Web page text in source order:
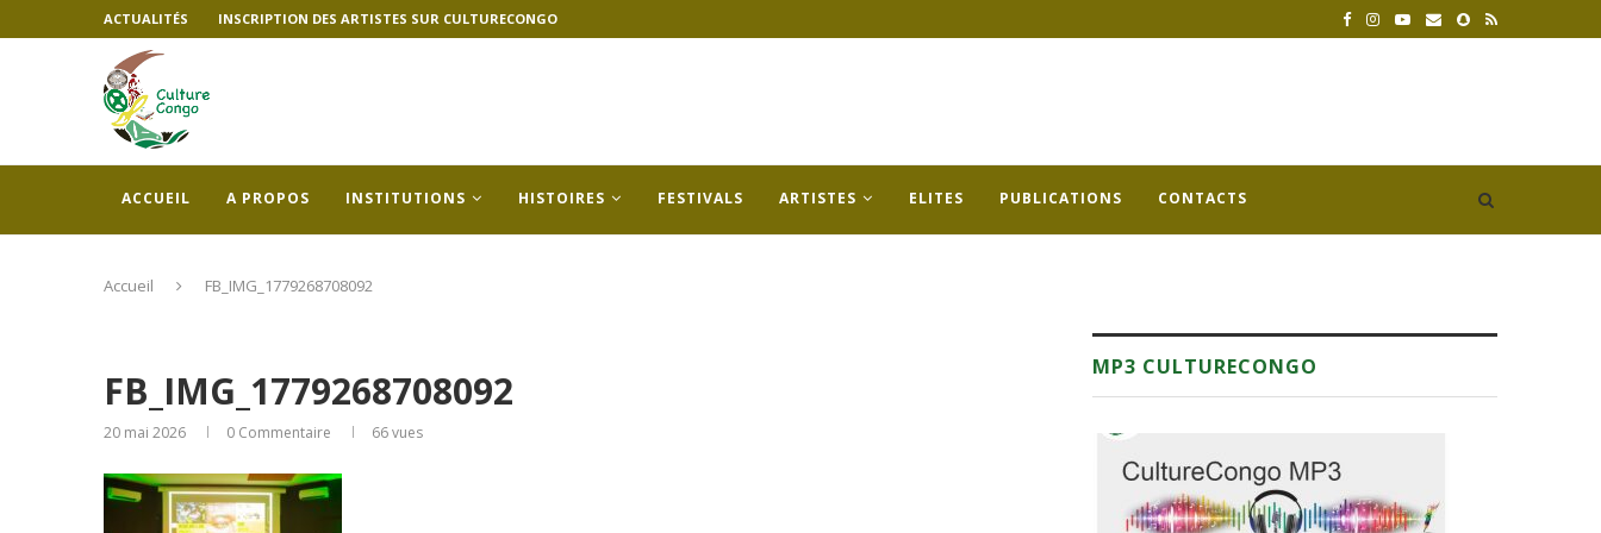
ACTUALITÉS INSCRIPTION DES ARTISTES SUR CULTURECONGO
ACCUEIL A PROPOS INSTITUTIONS HISTOIRES FESTIVALS ARTISTES ELITES PUBLICATIONS CONTACTS
Accueil FB_IMG_1779268708092
FB_IMG_1779268708092
20 mai 2026 0 Commentaire 66vues
MP3 CULTURECONGO